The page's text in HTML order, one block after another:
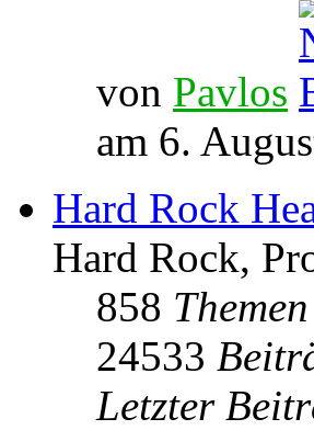
von Pavlos
am 6.
Hard Rock
Hard Rock,
858 Themen
24533
Letzter